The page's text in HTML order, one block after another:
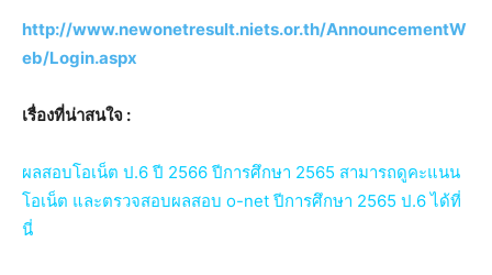
http://www.newonetresult.niets.or.th/AnnouncementW
eb/Login.aspx
เรื่องที่น่าสนใจ :
ผลสอบโอเน็ต ป.6 ปี 2566 ปีการศึกษา 2565 สามารถดูคะแนน
โอเน็ต และตรวจสอบผลสอบ o-net ปีการศึกษา 2565 ป.6 ได้ที่
นี่